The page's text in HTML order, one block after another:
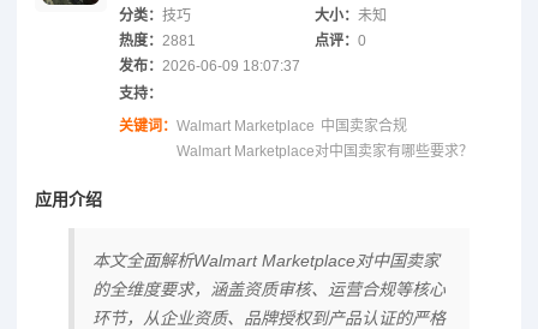
分类： 技巧 大小：未知
热度： 2881 点评：0
发布： 2026-06-09 18:07:37
支持：
关键词： Walmart Marketplace 中国卖家合规
Walmart Marketplace对中国卖家有哪些要求？
应用介绍
本文全面解析Walmart Marketplace对中国卖家
的全维度要求，涵盖资质审核、运营合规等核心
环节，从企业资质、品牌授权到产品认证的严格